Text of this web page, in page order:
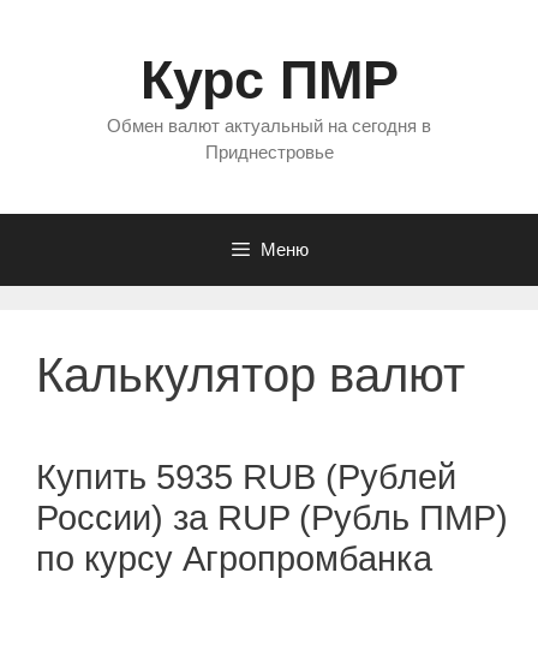
Курс ПМР
Обмен валют актуальный на сегодня в
Приднестровье
Меню
Калькулятор валют
Купить 5935 RUB (Рублей
России) за RUP (Рубль ПМР)
по курсу Агропромбанка